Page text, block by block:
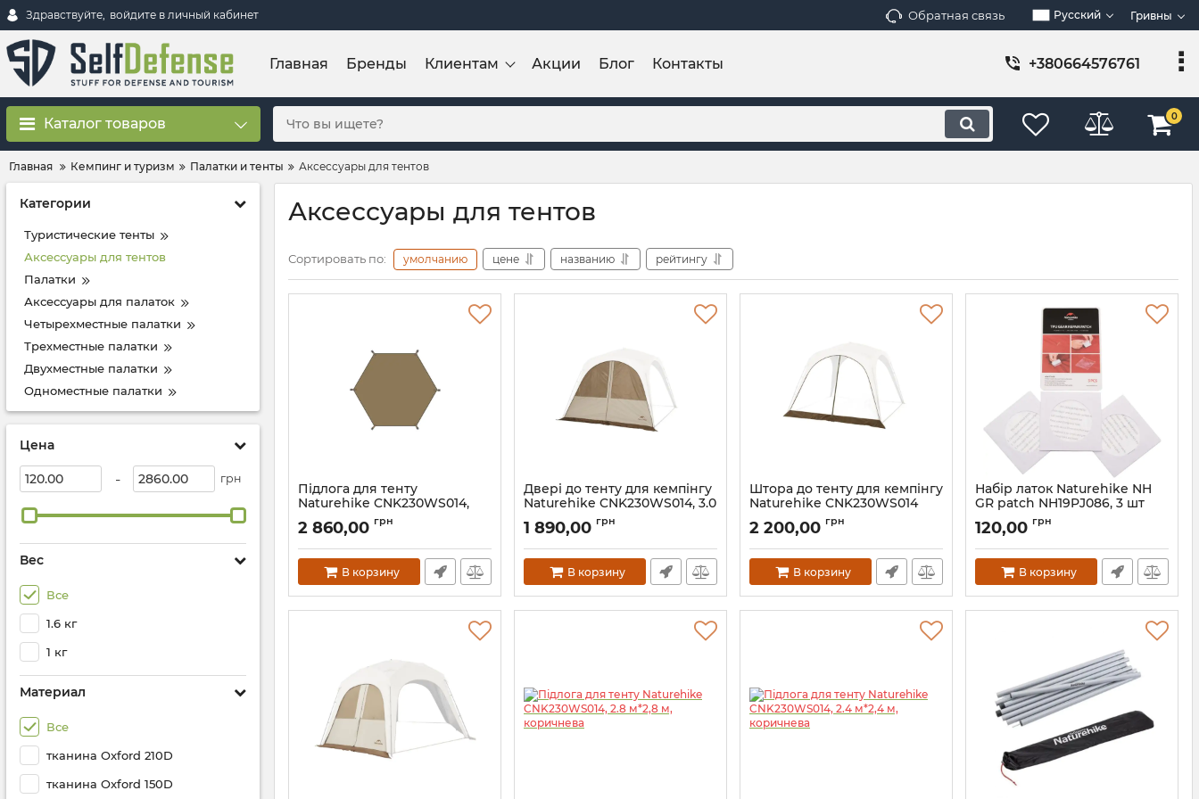
Здравствуйте, войдите в личный кабинет Обратная связь Русский Гривны
Главная Бренды Клиентам Акции Блог Контакты +380664576761
Каталог товаров 0
Главная Кемпинг и туризм Палатки и тенты Аксессуары для тентов
Категории
Туристические тенты
Аксессуары для тентов
Палатки
Аксессуары для палаток
Четырехместные палатки
Трехместные палатки
Двухместные палатки
Одноместные палатки
Цена
- грн
Вес
Все
1.6 кг
1 кг
Материал
Все
тканина Oxford 210D
тканина Oxford 150D
Аксессуары для тентов
Сортировать по: умолчанию цене названию рейтингу
Підлога для тенту
Naturehike CNK230WS014,
Артикул:7_72869
2 860,00 грн
В корзину
Двері до тенту для кемпінгу
Naturehike CNK230WS014, 3.0
м*2.1 м, бежеві
Артикул:7_69522
1 890,00 грн
В корзину
Штора до тенту для кемпінгу
Naturehike CNK230WS014
Артикул: 7_69521
2 200,00 грн
В корзину
Набір латок Naturehike NH
GR patch NH19PJ086, 3 шт
7*7см, прозорі
Артикул:7_57504
120,00 грн
В корзину